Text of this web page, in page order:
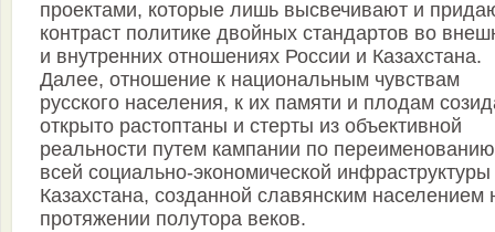
проектами, которые лишь высвечивают и
контраст политике двойных стандартов во
и внутренних отношениях России и Казахстана.
Далее, отношение к национальным чувствам
русского населения, к их памяти и плодам
открыто растоптаны и стерты из объективной
реальности путем кампании по переименованию
всей социально-экономической инфраструктуры
Казахстана, созданной славянским населением
протяжении полутора веков.